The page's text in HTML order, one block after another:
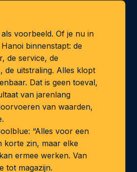
voorbeeld. Of je nu in
binnenstapt: de
de service, de
de uitstraling. Alles klopt
Dat is geen toeval,
van jarenlang
van waarden,
“Alles voor een
korte zin, maar elke
ermee werken. Van
tot magazijn.